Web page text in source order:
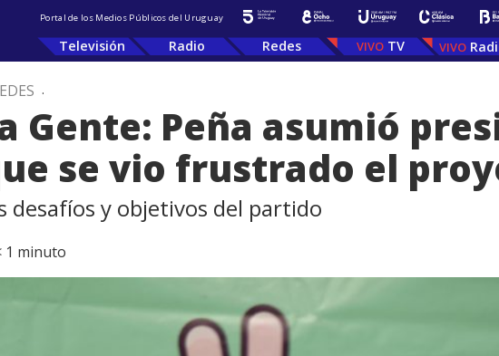
Portal de los Medios Públicos del Uruguay
Televisión Radio Redes TV
.
Gente: Peña asumió
se vio frustrado el
desafíos y objetivos del partido
1 minuto